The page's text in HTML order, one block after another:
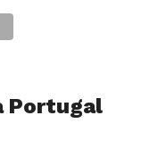
Portugal